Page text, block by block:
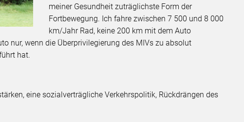
meiner Gesundheit zuträglichste Form der
Fortbewegung. Ich fahre zwischen 7 500 und 8 000
km/Jahr Rad, keine 200 km mit dem Auto
nur, wenn die Überprivilegierung des MIVs zu absolut
hat.
eine sozialverträgliche Verkehrspolitik, Rückdrängen des